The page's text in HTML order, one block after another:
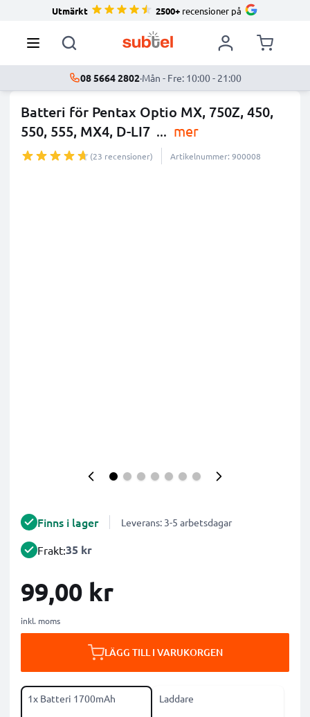
Utmärkt 2500+ recensioner på
08 5664 2802·Mån - Fre: 10:00 - 21:00
Batteri för Pentax Optio MX, 750Z, 450,
550, 555, MX4, D-LI7 ... mer
(23 recensioner) Artikelnummer: 900008
Finns i lager Leverans: 3-5 arbetsdagar
Frakt:35 kr
99,00 kr
inkl. moms
LÄGG TILL I VARUKORGEN
1x Batteri 1700mAh Laddare